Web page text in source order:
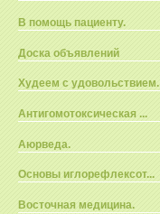
В помощь пациенту.
Доска объявлений
Худеем с удовольствием.
Антигомотоксическая ...
Аюрведа.
Основы иглорефлексот...
Восточная медицина.